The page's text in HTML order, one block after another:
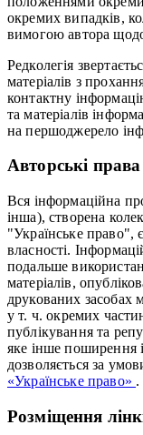
окремих випадків,
вимогою автора
Редколегія
матеріалів з
контактну
та матеріалів
на першоджерело
Авторські права
Вся інформаційна
інша), створена
"Українське право",
власності.
подальше
матеріалів,
друкованих засобах
у т. ч. окремих
публікування та
яке інше поширення
дозволяється за
«Українське право» .
Розміщення